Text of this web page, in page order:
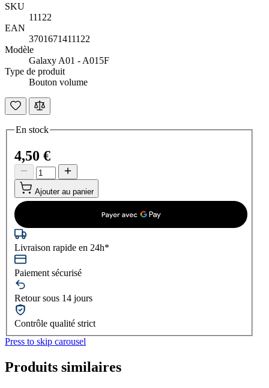
SKU
11122
EAN
3701671411122
Modèle
Galaxy A01 - A015F
Type de produit
Bouton volume
En stock
4,50 €
Ajouter au panier
Livraison rapide en 24h*
Paiement sécurisé
Retour sous 14 jours
Contrôle qualité strict
Press to skip carousel
Produits similaires